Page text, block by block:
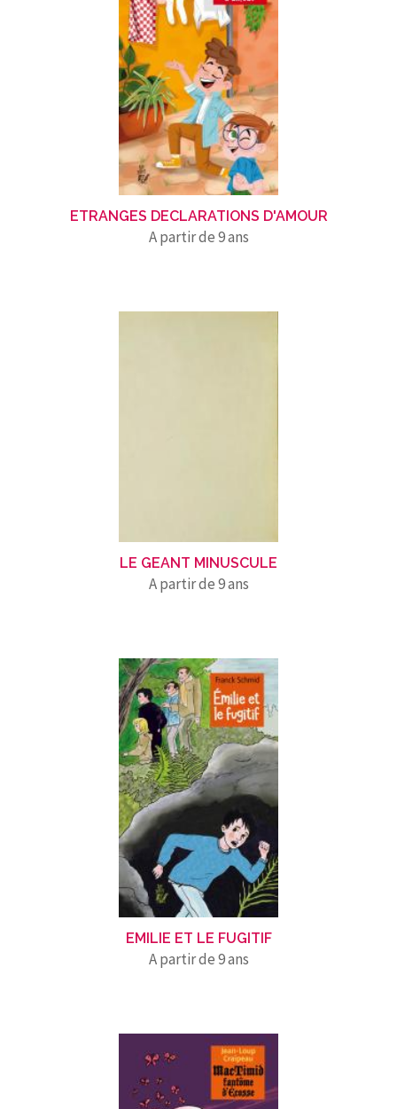
ETRANGES DECLARATIONS D'AMOUR
A partir de 9 ans
LE GEANT MINUSCULE
A partir de 9 ans
EMILIE ET LE FUGITIF
A partir de 9 ans